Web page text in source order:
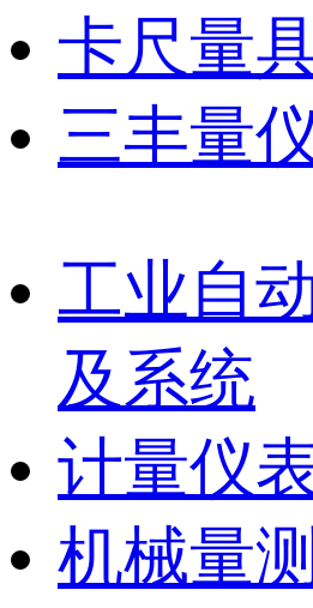
卡尺量
三丰量
工业自
及系统
计量仪
机械量